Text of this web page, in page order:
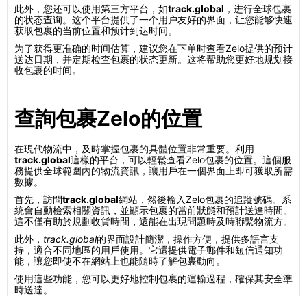
此外，您还可以使用第三方平台，如track.global ，进行全球包裹
的状态查询。这个平台提供了一个用户友好的界面，让您能够快速
获取包裹的当前位置和预计到达时间。
为了获得更准确的时间估算，建议您在下单时查看Zelo提供的预计
送达日期，并定期检查包裹的状态更新。这将帮助您更好地规划接
收包裹的时间。
查詢包裹Zelo的位置
在現代物流中，及時掌握包裹的具體位置非常重要。利用
track.global這樣的平台，可以輕鬆查看Zelo包裹的位置。這個服
務提供全球範圍內的物流資訊，讓用戶在一個界面上即可獲取所需
數據。
首先，訪問track.global網站，然後輸入Zelo包裹的追蹤號碼。系
統會自動檢索相關資訊，並顯示包裹的當前狀態和預計送達時間。
這不僅有助於規劃收貨時間，還能在出現問題時及時聯繫物流方。
此外， track.global的界面設計簡潔，操作方便，提供多語言支
持，適合不同地區的用戶使用。它還提供電子郵件和短信通知功
能，讓您即使不在網站上也能隨時了解包裹動向。
使用這些功能，您可以更好地控制包裹的運輸過程，確保其安全準
時送達。